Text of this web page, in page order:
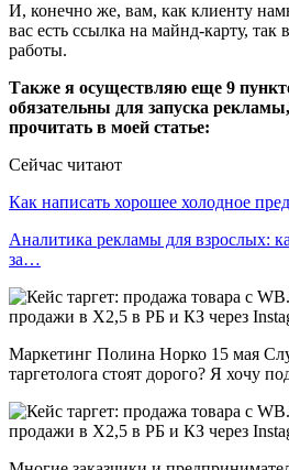
И, конечно же, вам, как клиенту
вас есть ссылка на майнд-карту,
работы.
Также я осуществляю еще 9
обязательны для запуска
прочитать в моей статье:
Сейчас читают
Как написать хорошее холодное
Аналитика рекламы для взрослых:
за…
Маркетинг Полина Норко 15 мая
таргетолога стоят дорого? Я хочу